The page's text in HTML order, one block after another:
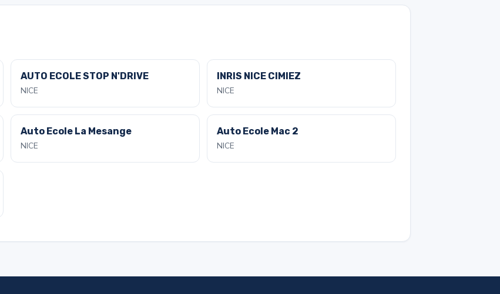
AUTO ECOLE STOP N'DRIVE
NICE
INRIS NICE CIMIEZ
NICE
Auto Ecole La Mesange
NICE
Auto Ecole Mac 2
NICE